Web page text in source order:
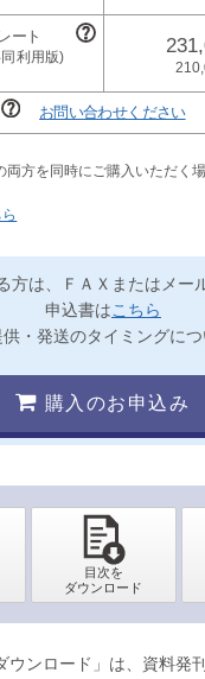
お問い合わせください
方を同時にご購入いただく場
方は、ＦＡＸまたはメー
申込書はこちら
・発送のタイミングに
購入のお申込み
ンロード」は、資料発